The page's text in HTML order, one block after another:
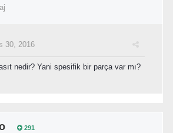
30, 2016
nedir? Yani spesifik bir parça var mı?
291